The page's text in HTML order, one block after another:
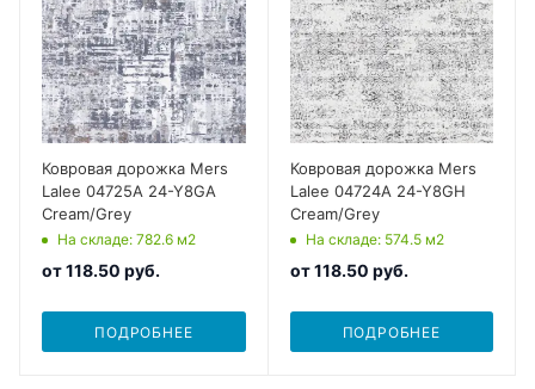
Ковровая дорожка Mers
Lalee 04725A 24-Y8GA
Cream/Grey
На складе: 782.6 м2
от118.50 руб.
ПОДРОБНЕЕ
Ковровая дорожка Mers
Lalee 04724A 24-Y8GH
Cream/Grey
На складе: 574.5 м2
от118.50 руб.
ПОДРОБНЕЕ